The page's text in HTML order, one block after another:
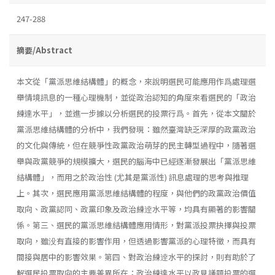
247-288
摘要/Abstract
本文從「黨派思維結構體」的概念，來說明選民可能應用作爲處理選
舉情境訊息的一種心理機制，並從政治認知的角度來看選民的「政治
練達水平」，並進一步據以分析選民的投票行爲。首先，從本文關於
黨派思維結構體的分析中，我們發現：雖然臺灣缺乏深厚的政黨政治
的文化與傳統，但在競爭性政黨政治萌芽的民主轉型過程中，隨著選
舉與政黨競爭的規模擴大，選民的腦海中已經逐漸發展出「黨派思維
結構體」，而用之於政治性 (尤其是黨派性) 訊息處理的思考與推理
上。其次，選民應用黨派思維結構體的程度，與他們的政黨政治價值
取向、政黨認同、政黨印象及政治練逹水平等，均具有顯著的影響關
係。第三、選民的黨派思維結構體應用情形，對黨派投票抉擇與投票
取向，雖没有直接的影響作用，但透過影響黨派的心理特徵，而具有
間接與居中的影響效果。第四、對政治練逹水平的探討，則有助於了
解選民投票取向的主要差異所在；政治練達水平以政見議題投票的選